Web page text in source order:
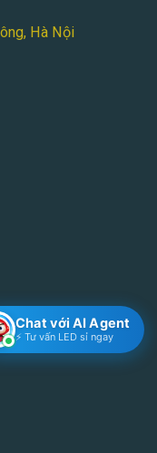
Hà Nội
Chat với AI Agent
⚡ Tư vấn LED sỉ ngay